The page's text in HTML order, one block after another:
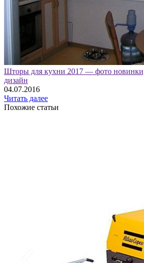
Шторы для кухни 2017 — фото
дизайн
04.07.2016
Читать далее
Похожие статьи